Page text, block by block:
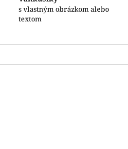
s vlastným obrázkom alebo
textom